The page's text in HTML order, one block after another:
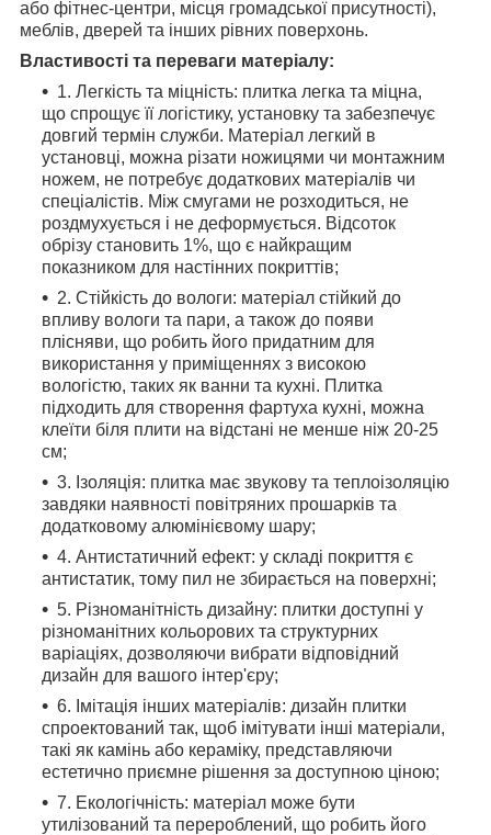
або фітнес-центри, місця громадської присутності),
меблів, дверей та інших рівних поверхонь.
Властивості та переваги матеріалу:
1. Легкість та міцність: плитка легка та міцна,
що спрощує її логістику, установку та забезпечує
довгий термін служби. Матеріал легкий в
установці, можна різати ножицями чи монтажним
ножем, не потребує додаткових матеріалів чи
спеціалістів. Між смугами не розходиться, не
роздмухується і не деформується. Відсоток
обрізу становить 1%, що є найкращим
показником для настінних покриттів;
2. Стійкість до вологи: матеріал стійкий до
впливу вологи та пари, а також до появи
плісняви, що робить його придатним для
використання у приміщеннях з високою
вологістю, таких як ванни та кухні. Плитка
підходить для створення фартуха кухні, можна
клеїти біля плити на відстані не менше ніж 20-25
см;
3. Ізоляція: плитка має звукову та теплоізоляцію
завдяки наявності повітряних прошарків та
додатковому алюмінієвому шару;
4. Антистатичний ефект: у складі покриття є
антистатик, тому пил не збирається на поверхні;
5. Різноманітність дизайну: плитки доступні у
різноманітних кольорових та структурних
варіаціях, дозволяючи вибрати відповідний
дизайн для вашого інтер'єру;
6. Імітація інших матеріалів: дизайн плитки
спроектований так, щоб імітувати інші матеріали,
такі як камінь або кераміку, представляючи
естетично приємне рішення за доступною ціною;
7. Екологічність: матеріал може бути
утилізований та перероблений, що робить його